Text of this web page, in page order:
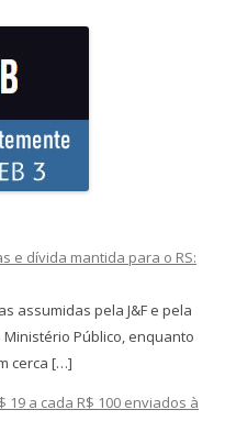
e dívida mantida para o RS:
assumidas pela J&F e pela
Público, enquanto
cerca […]
19 a cada R$ 100 enviados à